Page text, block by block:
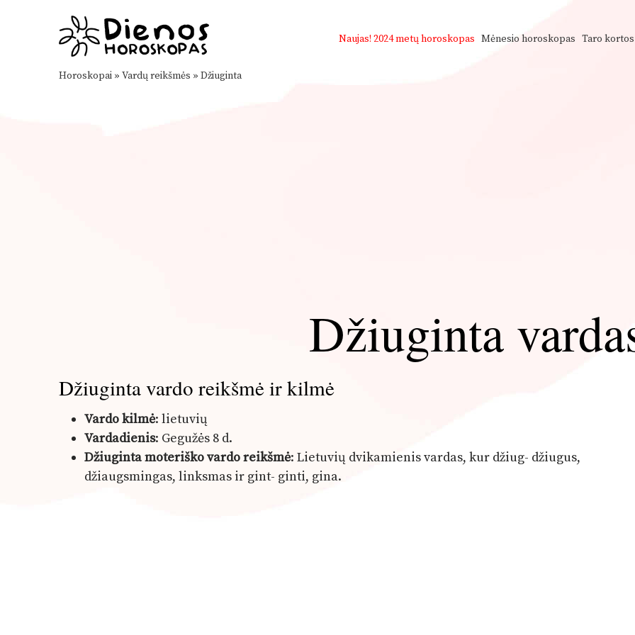
Naujas! 2024 metų horoskopas Mėnesio horoskopas Taro kortos
Horoskopai » Vardų reikšmės » Džiuginta
Džiuginta
Džiuginta vardo reikšmė ir kilmė
Vardo kilmė: lietuvių
Vardadienis: Gegužės 8 d.
Džiuginta moteriško vardo reikšmė: Lietuvių dvikamienis vardas, kur džiug- džiugus,
džiaugsmingas, linksmas ir gint- ginti, gina.